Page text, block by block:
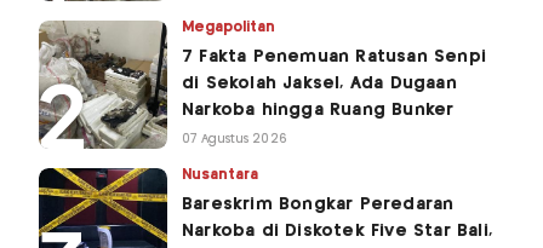
Megapolitan
7 Fakta Penemuan Ratusan Senpi
di Sekolah Jaksel, Ada Dugaan
Narkoba hingga Ruang Bunker
07 Agustus 2026
Nusantara
Bareskrim Bongkar Peredaran
Narkoba di Diskotek Five Star Bali,